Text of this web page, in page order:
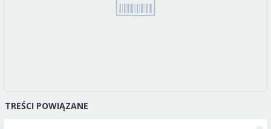
TREŚCI POWIĄZANE